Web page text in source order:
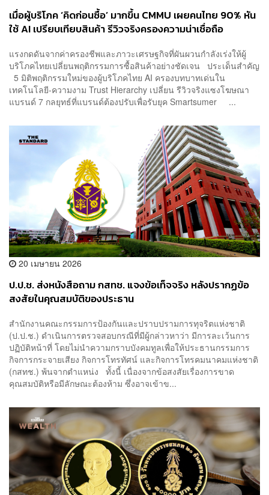
เมื่อผู้บริโภค ‘คิดก่อนซื้อ’ มากขึ้น CMMU เผยคนไทย 90% หัน
ใช้ AI เปรียบเทียบสินค้า รีวิวจริงครองความน่าเชื่อถือ
แรงกดดันจากค่าครองชีพและภาวะเศรษฐกิจที่ผันผวนกำลังเร่งให้ผู้
บริโภคไทยเปลี่ยนพฤติกรรมการซื้อสินค้าอย่างชัดเจน ประเด็นสำคัญ
5 มิติพฤติกรรมใหม่ของผู้บริโภคไทย AI ครองบทบาทเด่นใน
เทคโนโลยี-ความงาม Trust Hierarchy เปลี่ยน รีวิวจริงแซงโฆษณา
แบรนด์ 7 กลยุทธ์ที่แบรนด์ต้องปรับเพื่อรับยุค Smartsumer ...
20 เมษายน 2026
ป.ป.ช. ส่งหนังสือถาม กสทช. แจงข้อเท็จจริง หลังปรากฏข้อ
สงสัยในคุณสมบัติของประธาน
สำนักงานคณะกรรมการป้องกันและปราบปรามการทุจริตแห่งชาติ
(ป.ป.ช.) ดำเนินการตรวจสอบกรณีที่มีผู้กล่าวหาว่า มีการละเว้นการ
ปฏิบัติหน้าที่ โดยไม่นำความกราบบังคมทูลเพื่อให้ประธานกรรมการ
กิจการกระจายเสียง กิจการโทรทัศน์ และกิจการโทรคมนาคมแห่งชาติ
(กสทช.) พ้นจากตำแหน่ง ทั้งนี้ เนื่องจากข้อสงสัยเรื่องการขาด
คุณสมบัติหรือมีลักษณะต้องห้าม ซึ่งอาจเข้าข...